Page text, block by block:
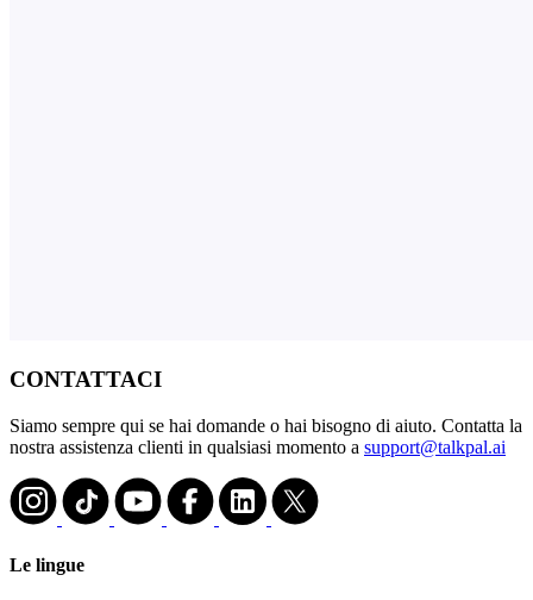
CONTATTACI
Siamo sempre qui se hai domande o hai bisogno di aiuto. Contatta la
nostra assistenza clienti in qualsiasi momento a support@talkpal.ai
Le lingue